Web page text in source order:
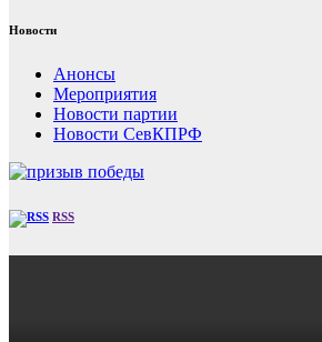
Новости
Анонсы
Мероприятия
Новости партии
Новости СевКПРФ
RSS